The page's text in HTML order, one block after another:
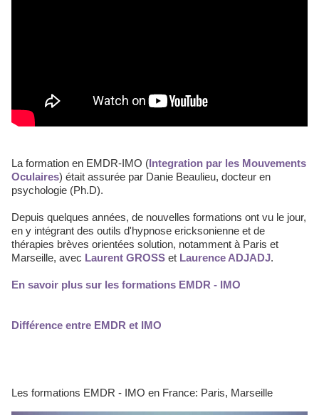
La formation en EMDR-IMO (Integration par les Mouvements
Oculaires) était assurée par Danie Beaulieu, docteur en
psychologie (Ph.D).
Depuis quelques années, de nouvelles formations ont vu le jour,
en y intégrant des outils d'hypnose ericksonienne et de
thérapies brèves orientées solution, notamment à Paris et
Marseille, avec Laurent GROSS et Laurence ADJADJ.
En savoir plus sur les formations EMDR - IMO
Différence entre EMDR et IMO
Les formations EMDR - IMO en France: Paris, Marseille